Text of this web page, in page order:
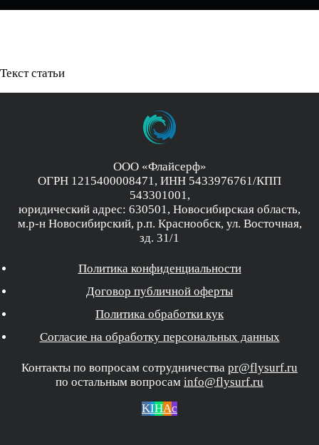
Текст статьи
ООО «Флайсерф»
ОГРН 1215400008471, ИНН 5433976761/КПП
543301001,
юридический адрес: 630501, Новосибирская область,
м.р-н Новосибирский, р.п. Краснообск, ул. Восточная,
зд. 31/1
Политика конфиденциальности
Договор публичной оферты
Политика обработки кук
Согласие на обработку персональных данных
Контакты по вопросам сотрудничества pr@flysurf.ru
по остальным вопросам info@flysurf.ru
KIHAc